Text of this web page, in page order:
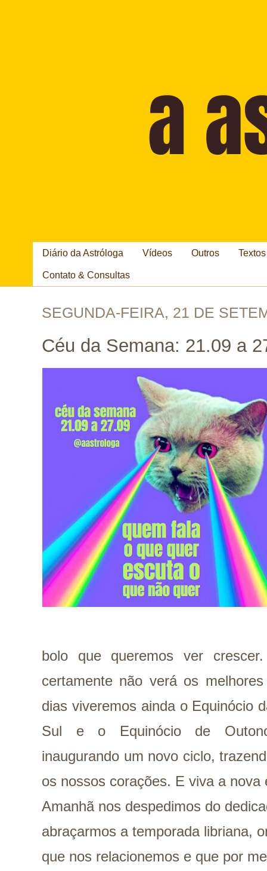
Diário da Astróloga Vídeos Outros
Contato & Consultas
SEGUNDA-FEIRA, 21 DE
Céu da Semana: 21.09 a
bolo que queremos ver
certamente não verá os
dias viveremos ainda o Equinócio
Sul e o Equinócio de
inaugurando um novo ciclo,
os nossos corações. E viva a nova
Amanhã nos despedimos do
abraçarmos a temporada libriana,
que nos relacionemos e que por